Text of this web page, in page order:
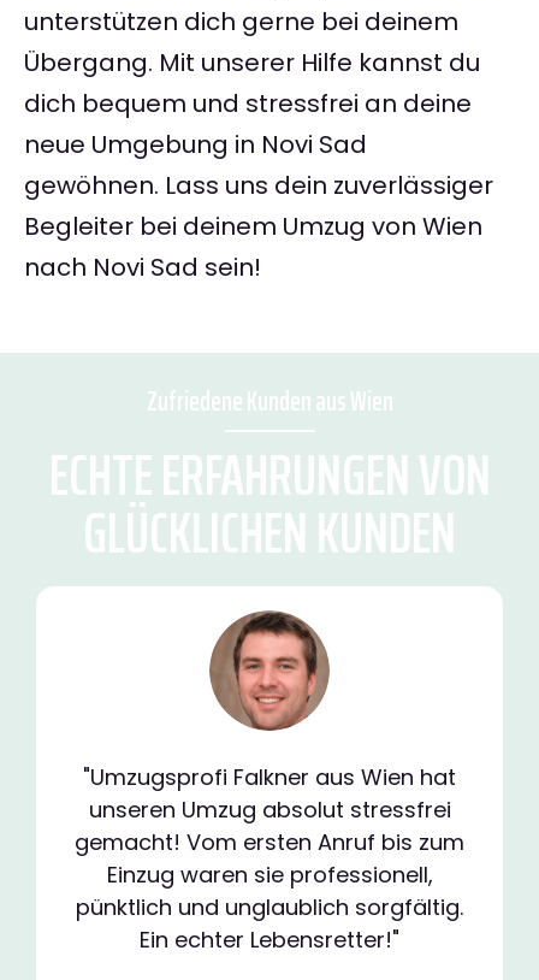
unterstützen dich gerne bei deinem
Übergang. Mit unserer Hilfe kannst du
dich bequem und stressfrei an deine
neue Umgebung in Novi Sad
gewöhnen. Lass uns dein zuverlässiger
Begleiter bei deinem Umzug von Wien
nach Novi Sad sein!
Zufriedene Kunden aus Wien
ECHTE ERFAHRUNGEN VON
GLÜCKLICHEN KUNDEN
"Umzugsprofi Falkner aus Wien hat
unseren Umzug absolut stressfrei
gemacht! Vom ersten Anruf bis zum
Einzug waren sie professionell,
pünktlich und unglaublich sorgfältig.
Ein echter Lebensretter!"